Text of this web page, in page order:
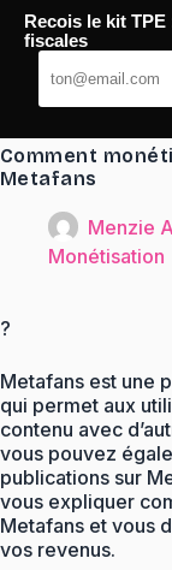
Passer
contenu
TaqTaq
Comment
Metafans
Menzie
Monétisation
?
Metafans est une
qui permet aux
contenu avec
vous pouvez
publications sur
vous expliquer
Metafans et vous
vos revenus.
Recois le kit
fiscales